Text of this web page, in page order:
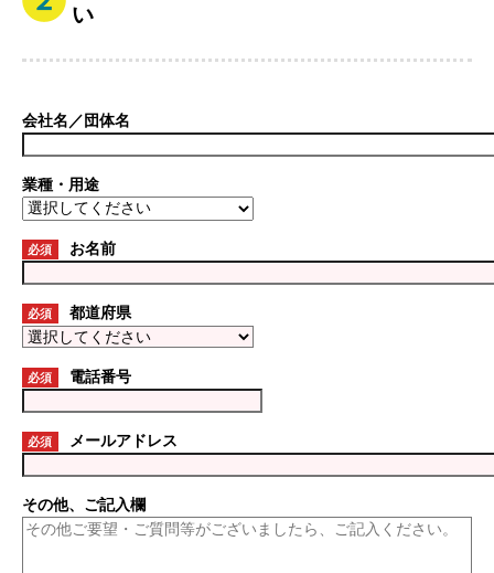
い
会社名／団体名
業種・用途
必須 お名前
必須 都道府県
必須 電話番号
必須 メールアドレス
その他、ご記入欄